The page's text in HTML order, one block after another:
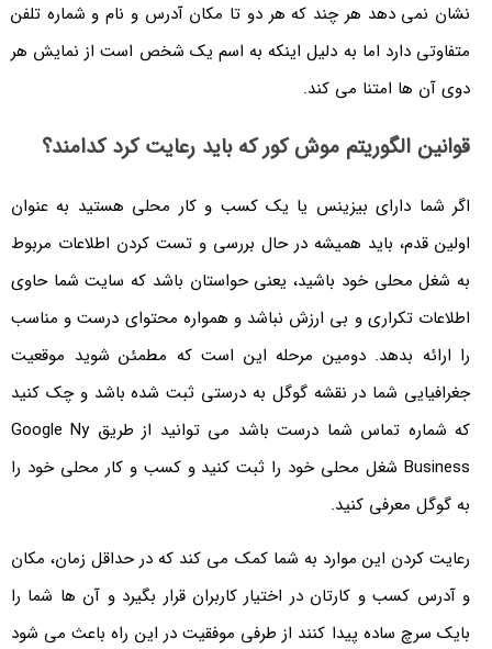
نشان نمی دهد هر چند که هر دو تا مکان آدرس و نام و شماره تلفن
متفاوتی دارد اما به دلیل اینکه به اسم یک شخص است از نمایش هر
دوی آن ها امتنا می کند.
قوانین الگوریتم موش کور که باید رعایت کرد کدامند؟
اگر شما دارای بیزینس یا یک کسب و کار محلی هستید به عنوان
اولین قدم، باید همیشه در حال بررسی و تست کردن اطلاعات مربوط
به شغل محلی خود باشید، یعنی حواستان باشد که سایت شما حاوی
اطلاعات تکراری و بی ارزش نباشد و همواره محتوای درست و مناسب
را ارائه بدهد. دومین مرحله این است که مطمئن شوید موقعیت
جغرافیایی شما در نقشه گوگل به درستی ثبت شده باشد و چک کنید
که شماره تماس شما درست باشد می توانید از طریق Google Ny
Business شغل محلی خود را ثبت کنید و کسب و کار محلی خود را
به گوگل معرفی کنید.
رعایت کردن این موارد به شما کمک می کند که در حداقل زمان، مکان
و آدرس کسب و کارتان در اختیار کاربران قرار بگیرد و آن ها شما را
بایک سرچ ساده پیدا کنند از طرفی موفقیت در این راه باعث می شود